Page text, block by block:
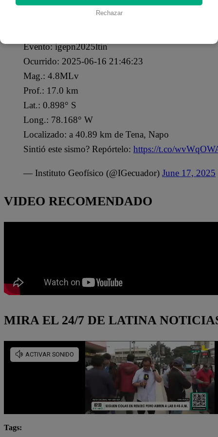
Las autoridades del país norteño continúan
Evento: igepn2025ltin
Ocurrido: 2025-06-16 21:46:23
Mag.: 4.8MLv
Prof.: 17.0 km
Lat.: 0.898° S
Long.: 78.168° W
Localizado: a 40.89 km de Tena, Napo
Sintió este sismo? Repórtelo: https://t.co/
— Instituto Geofísico (@IGecuador) June 17, 2025
VIDEO RECOMENDADO
MIRA EL 24/7 DE LATINA
Tags:
Rechazar